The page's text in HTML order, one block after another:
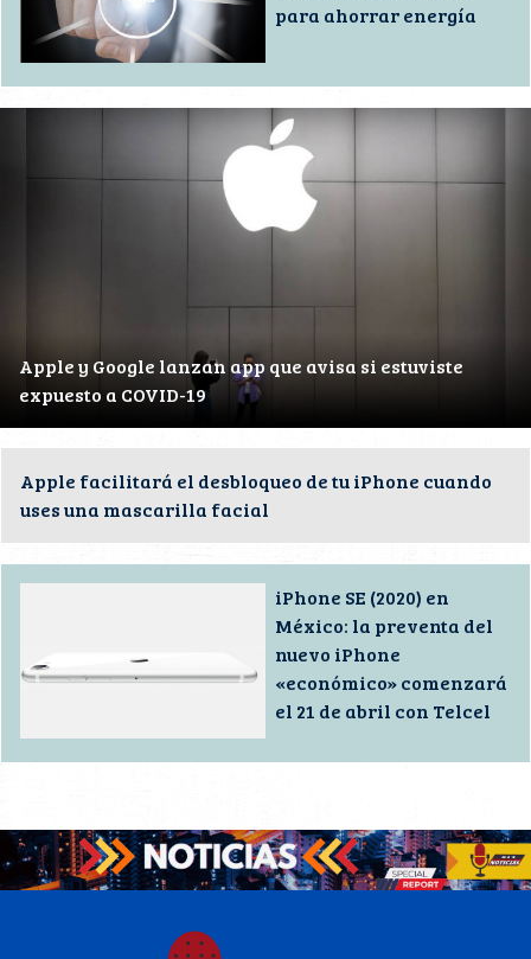
para ahorrar energía
Apple y Google lanzan app que avisa si estuviste
expuesto a COVID-19
Apple facilitará el desbloqueo de tu iPhone cuando
uses una mascarilla facial
iPhone SE (2020) en
México: la preventa del
nuevo iPhone
«económico» comenzará
el 21 de abril con Telcel